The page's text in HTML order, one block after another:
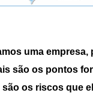
uma empresa,
são os pontos
os riscos que